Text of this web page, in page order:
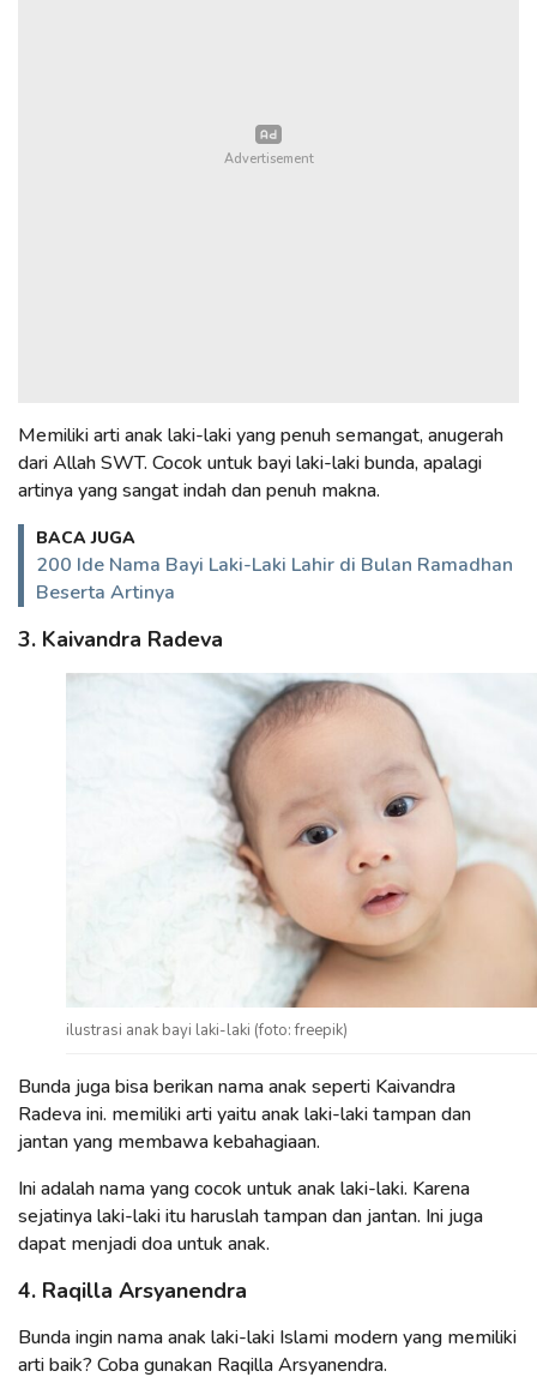
Memiliki arti anak laki-laki yang penuh semangat, anugerah
dari Allah SWT. Cocok untuk bayi laki-laki bunda, apalagi
artinya yang sangat indah dan penuh makna.
BACA JUGA
200 Ide Nama Bayi Laki-Laki Lahir di Bulan Ramadhan
Beserta Artinya
3. Kaivandra Radeva
ilustrasi anak bayi laki-laki (foto: freepik)
Bunda juga bisa berikan nama anak seperti Kaivandra
Radeva ini. memiliki arti yaitu anak laki-laki tampan dan
jantan yang membawa kebahagiaan.
Ini adalah nama yang cocok untuk anak laki-laki. Karena
sejatinya laki-laki itu haruslah tampan dan jantan. Ini juga
dapat menjadi doa untuk anak.
4. Raqilla Arsyanendra
Bunda ingin nama anak laki-laki Islami modern yang memiliki
arti baik? Coba gunakan Raqilla Arsyanendra.